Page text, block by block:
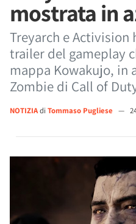
mostrata in
Treyarch e
trailer del gameplay
mappa Kowakujo, in
Zombie di Call of
NOTIZIAdi Tommaso Pugliese —